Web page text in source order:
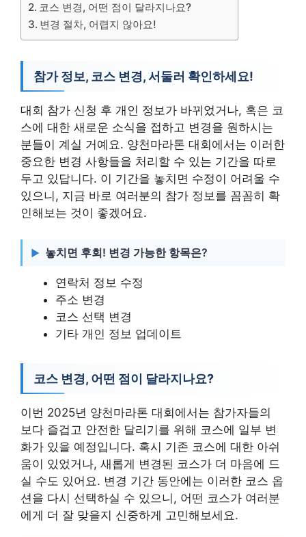
코스 변경, 어떤 점이 달라지나요?
변경 절차, 어렵지 않아요!
참가 정보, 코스 변경, 서둘러 확인하세요!
대회 참가 신청 후 개인 정보가 바뀌었거나, 혹은 코
스에 대한 새로운 소식을 접하고 변경을 원하시는
분들이 계실 거예요. 양천마라톤 대회에서는 이러한
중요한 변경 사항들을 처리할 수 있는 기간을 따로
두고 있답니다. 이 기간을 놓치면 수정이 어려울 수
있으니, 지금 바로 여러분의 참가 정보를 꼼꼼히 확
인해보는 것이 좋겠어요.
놓치면 후회! 변경 가능한 항목은?
연락처 정보 수정
주소 변경
코스 선택 변경
기타 개인 정보 업데이트
코스 변경, 어떤 점이 달라지나요?
이번 2025년 양천마라톤 대회에서는 참가자들의
보다 즐겁고 안전한 달리기를 위해 코스에 일부 변
화가 있을 예정입니다. 혹시 기존 코스에 대한 아쉬
움이 있었거나, 새롭게 변경된 코스가 더 마음에 드
실 수도 있어요. 변경 기간 동안에는 이러한 코스 옵
션을 다시 선택하실 수 있으니, 어떤 코스가 여러분
에게 더 잘 맞을지 신중하게 고민해보세요.